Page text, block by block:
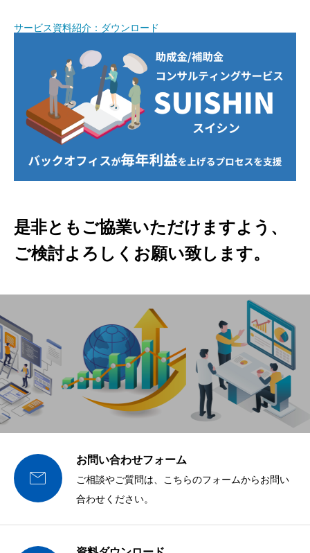
サービス資料紹介：ダウンロード
是非ともご協業いただけますよう、
ご検討よろしくお願い致します。

お問い合わせフォーム
ご相談やご質問は、こちらのフォームからお問い
合わせください。